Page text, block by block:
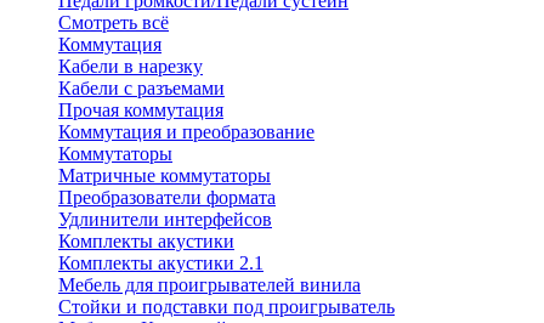
Смотреть всё
Коммутация
Кабели в нарезку
Кабели с разъемами
Прочая коммутация
Коммутация и преобразование
Коммутаторы
Матричные коммутаторы
Преобразователи формата
Удлинители интерфейсов
Комплекты акустики
Комплекты акустики 2.1
Мебель для проигрывателей винила
Стойки и подставки под проигрыватель